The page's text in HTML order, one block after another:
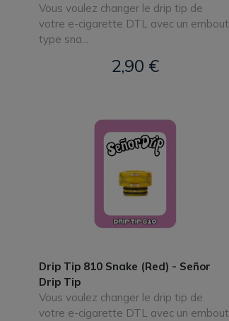
Vous voulez changer le drip tip de
votre e-cigarette DTL avec un embout
type sna...
2,90 €
Drip Tip 810 Snake (Red) - Señor
Drip Tip
Vous voulez changer le drip tip de
votre e-cigarette DTL avec un embout